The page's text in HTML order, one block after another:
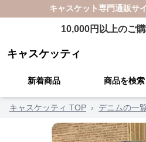
キャスケット専門通販サ
10,000円以上のご
キャスケッティ
新着商品 商品を検索
キャスケッティ TOP › デニムの一